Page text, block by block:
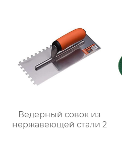
Ведерный совок из
нержавеющей стали 2